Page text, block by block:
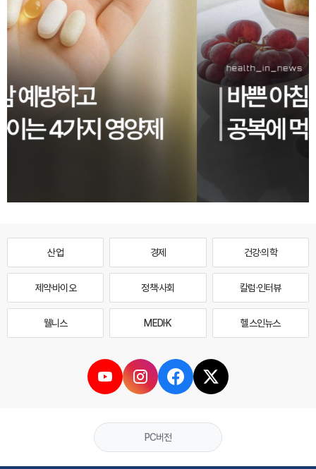
산업 경제 건강·의학
제약·바이오 정책·사회 칼럼·인터뷰
웰니스 MEDI·K 헬스인뉴스
PC버전